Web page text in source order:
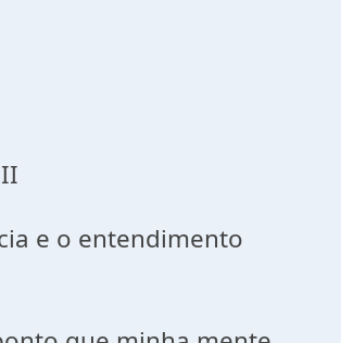
e o entendimento